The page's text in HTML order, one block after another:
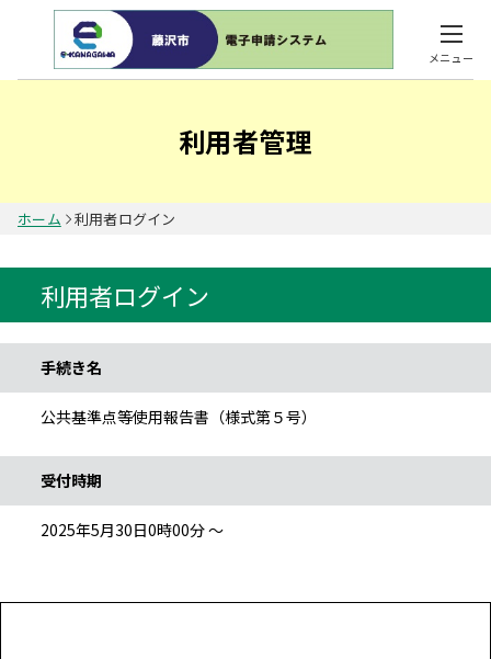
メニュー
利用者管理
ホーム 利用者ログイン
利用者ログイン
手続き名
公共基準点等使用報告書（様式第５号）
受付時期
2025年5月30日0時00分 ～